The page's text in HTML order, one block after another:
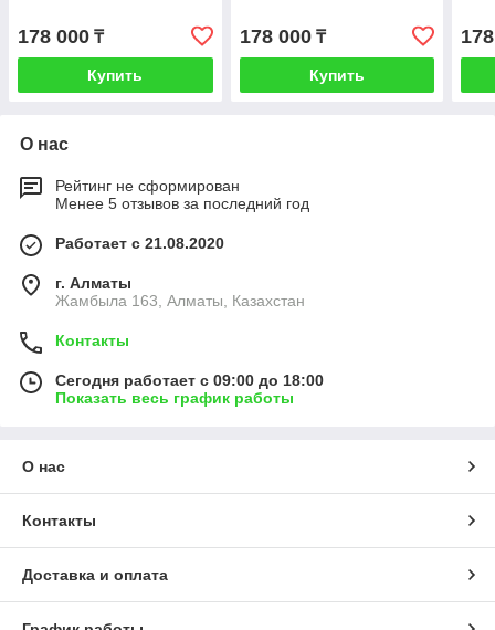
178 000 ₸
Купить
178 000₸
Купить
О нас
Рейтинг не сформирован
Менее 5 отзывов за последний год
Работает с 21.08.2020
г. Алматы
Жамбыла 163, Алматы, Казахстан
Контакты
Сегодня работает с 09:00 до 18:00
Показать весь график работы
О нас
Контакты
Доставка и оплата